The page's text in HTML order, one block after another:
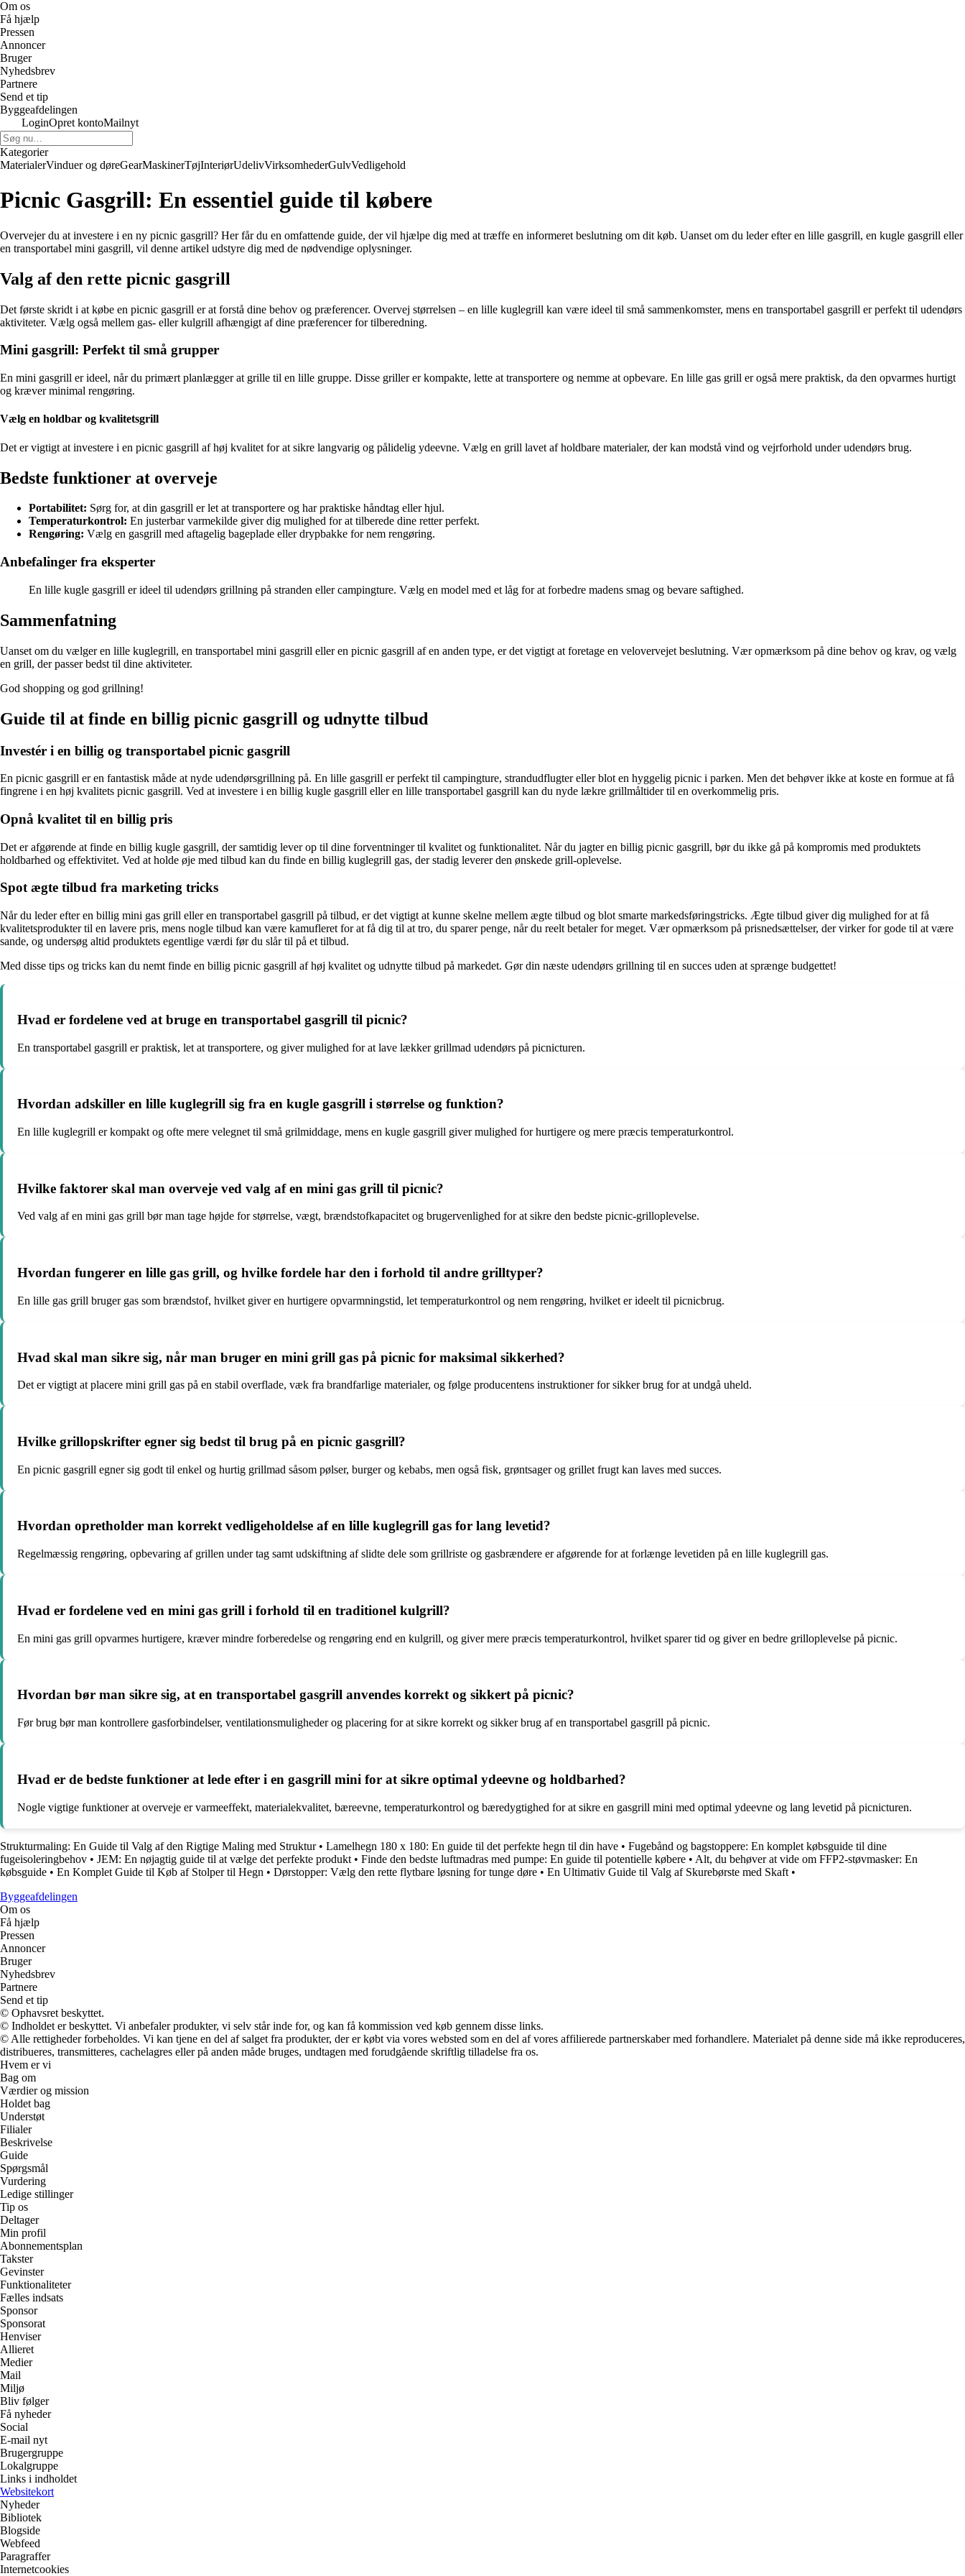
Om os
Få hjælp
Pressen
Annoncer
Bruger
Nyhedsbrev
Partnere
Send et tip
Byggeafdelingen
LoginOpret kontoMailnyt
Kategorier
MaterialerVinduer og døreGearMaskinerTøjInteriørUdelivVirksomhederGulvVedligehold
Picnic Gasgrill: En essentiel guide til købere
Overvejer du at investere i en ny picnic gasgrill? Her får du en omfattende guide, der vil hjælpe dig med at træffe en informeret beslutning om dit køb. Uanset om du leder efter en lille gasgrill, en kugle gasgrill eller
en transportabel mini gasgrill, vil denne artikel udstyre dig med de nødvendige oplysninger.
Valg af den rette picnic gasgrill
Det første skridt i at købe en picnic gasgrill er at forstå dine behov og præferencer. Overvej størrelsen – en lille kuglegrill kan være ideel til små sammenkomster, mens en transportabel gasgrill er perfekt til udendørs
aktiviteter. Vælg også mellem gas- eller kulgrill afhængigt af dine præferencer for tilberedning.
Mini gasgrill: Perfekt til små grupper
En mini gasgrill er ideel, når du primært planlægger at grille til en lille gruppe. Disse griller er kompakte, lette at transportere og nemme at opbevare. En lille gas grill er også mere praktisk, da den opvarmes hurtigt
og kræver minimal rengøring.
Vælg en holdbar og kvalitetsgrill
Det er vigtigt at investere i en picnic gasgrill af høj kvalitet for at sikre langvarig og pålidelig ydeevne. Vælg en grill lavet af holdbare materialer, der kan modstå vind og vejrforhold under udendørs brug.
Bedste funktioner at overveje
Portabilitet: Sørg for, at din gasgrill er let at transportere og har praktiske håndtag eller hjul.
Temperaturkontrol: En justerbar varmekilde giver dig mulighed for at tilberede dine retter perfekt.
Rengøring: Vælg en gasgrill med aftagelig bageplade eller drypbakke for nem rengøring.
Anbefalinger fra eksperter
En lille kugle gasgrill er ideel til udendørs grillning på stranden eller campingture. Vælg en model med et låg for at forbedre madens smag og bevare saftighed.
Sammenfatning
Uanset om du vælger en lille kuglegrill, en transportabel mini gasgrill eller en picnic gasgrill af en anden type, er det vigtigt at foretage en velovervejet beslutning. Vær opmærksom på dine behov og krav, og vælg
en grill, der passer bedst til dine aktiviteter.
God shopping og god grillning!
Guide til at finde en billig picnic gasgrill og udnytte tilbud
Investér i en billig og transportabel picnic gasgrill
En picnic gasgrill er en fantastisk måde at nyde udendørsgrillning på. En lille gasgrill er perfekt til campingture, strandudflugter eller blot en hyggelig picnic i parken. Men det behøver ikke at koste en formue at få
fingrene i en høj kvalitets picnic gasgrill. Ved at investere i en billig kugle gasgrill eller en lille transportabel gasgrill kan du nyde lækre grillmåltider til en overkommelig pris.
Opnå kvalitet til en billig pris
Det er afgørende at finde en billig kugle gasgrill, der samtidig lever op til dine forventninger til kvalitet og funktionalitet. Når du jagter en billig picnic gasgrill, bør du ikke gå på kompromis med produktets
holdbarhed og effektivitet. Ved at holde øje med tilbud kan du finde en billig kuglegrill gas, der stadig leverer den ønskede grill-oplevelse.
Spot ægte tilbud fra marketing tricks
Når du leder efter en billig mini gas grill eller en transportabel gasgrill på tilbud, er det vigtigt at kunne skelne mellem ægte tilbud og blot smarte markedsføringstricks. Ægte tilbud giver dig mulighed for at få
kvalitetsprodukter til en lavere pris, mens nogle tilbud kan være kamufleret for at få dig til at tro, du sparer penge, når du reelt betaler for meget. Vær opmærksom på prisnedsættelser, der virker for gode til at være
sande, og undersøg altid produktets egentlige værdi før du slår til på et tilbud.
Med disse tips og tricks kan du nemt finde en billig picnic gasgrill af høj kvalitet og udnytte tilbud på markedet. Gør din næste udendørs grillning til en succes uden at sprænge budgettet!
Hvad er fordelene ved at bruge en transportabel gasgrill til picnic?
En transportabel gasgrill er praktisk, let at transportere, og giver mulighed for at lave lækker grillmad udendørs på picnicturen.
Hvordan adskiller en lille kuglegrill sig fra en kugle gasgrill i størrelse og funktion?
En lille kuglegrill er kompakt og ofte mere velegnet til små grilmiddage, mens en kugle gasgrill giver mulighed for hurtigere og mere præcis temperaturkontrol.
Hvilke faktorer skal man overveje ved valg af en mini gas grill til picnic?
Ved valg af en mini gas grill bør man tage højde for størrelse, vægt, brændstofkapacitet og brugervenlighed for at sikre den bedste picnic-grilloplevelse.
Hvordan fungerer en lille gas grill, og hvilke fordele har den i forhold til andre grilltyper?
En lille gas grill bruger gas som brændstof, hvilket giver en hurtigere opvarmningstid, let temperaturkontrol og nem rengøring, hvilket er ideelt til picnicbrug.
Hvad skal man sikre sig, når man bruger en mini grill gas på picnic for maksimal sikkerhed?
Det er vigtigt at placere mini grill gas på en stabil overflade, væk fra brandfarlige materialer, og følge producentens instruktioner for sikker brug for at undgå uheld.
Hvilke grillopskrifter egner sig bedst til brug på en picnic gasgrill?
En picnic gasgrill egner sig godt til enkel og hurtig grillmad såsom pølser, burger og kebabs, men også fisk, grøntsager og grillet frugt kan laves med succes.
Hvordan opretholder man korrekt vedligeholdelse af en lille kuglegrill gas for lang levetid?
Regelmæssig rengøring, opbevaring af grillen under tag samt udskiftning af slidte dele som grillriste og gasbrændere er afgørende for at forlænge levetiden på en lille kuglegrill gas.
Hvad er fordelene ved en mini gas grill i forhold til en traditionel kulgrill?
En mini gas grill opvarmes hurtigere, kræver mindre forberedelse og rengøring end en kulgrill, og giver mere præcis temperaturkontrol, hvilket sparer tid og giver en bedre grilloplevelse på picnic.
Hvordan bør man sikre sig, at en transportabel gasgrill anvendes korrekt og sikkert på picnic?
Før brug bør man kontrollere gasforbindelser, ventilationsmuligheder og placering for at sikre korrekt og sikker brug af en transportabel gasgrill på picnic.
Hvad er de bedste funktioner at lede efter i en gasgrill mini for at sikre optimal ydeevne og holdbarhed?
Nogle vigtige funktioner at overveje er varmeeffekt, materialekvalitet, bæreevne, temperaturkontrol og bæredygtighed for at sikre en gasgrill mini med optimal ydeevne og lang levetid på picnicturen.
Strukturmaling: En Guide til Valg af den Rigtige Maling med Struktur• Lamelhegn 180 x 180: En guide til det perfekte hegn til din have • Fugebånd og bagstoppere: En komplet købsguide til dine
fugeisoleringbehov • JEM: En nøjagtig guide til at vælge det perfekte produkt • Finde den bedste luftmadras med pumpe: En guide til potentielle købere • Alt, du behøver at vide om FFP2-støvmasker: En
købsguide • En Komplet Guide til Køb af Stolper til Hegn • Dørstopper: Vælg den rette flytbare løsning for tunge døre • En Ultimativ Guide til Valg af Skurebørste med Skaft •
Byggeafdelingen
Om os
Få hjælp
Pressen
Annoncer
Bruger
Nyhedsbrev
Partnere
Send et tip
© Ophavsret beskyttet.
© Indholdet er beskyttet. Vi anbefaler produkter, vi selv står inde for, og kan få kommission ved køb gennem disse links.
© Alle rettigheder forbeholdes. Vi kan tjene en del af salget fra produkter, der er købt via vores websted som en del af vores affilierede partnerskaber med forhandlere. Materialet på denne side må ikke reproduceres,
distribueres, transmitteres, cachelagres eller på anden måde bruges, undtagen med forudgående skriftlig tilladelse fra os.
Hvem er vi
Bag om
Værdier og mission
Holdet bag
Understøt
Filialer
Beskrivelse
Guide
Spørgsmål
Vurdering
Ledige stillinger
Tip os
Deltager
Min profil
Abonnementsplan
Takster
Gevinster
Funktionaliteter
Fælles indsats
Sponsor
Sponsorat
Henviser
Allieret
Medier
Mail
Miljø
Bliv følger
Få nyheder
Social
E-mail nyt
Brugergruppe
Lokalgruppe
Links i indholdet
Websitekort
Nyheder
Bibliotek
Blogside
Webfeed
Paragraffer
Internetcookies